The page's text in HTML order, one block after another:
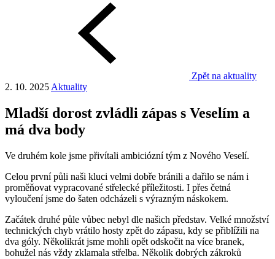
Zpět na aktuality
2. 10. 2025 Aktuality
Mladší dorost zvládli zápas s Veselím a
má dva body
Ve druhém kole jsme přivítali ambiciózní tým z Nového Veselí.
Celou první půli naši kluci velmi dobře bránili a dařilo se nám i
proměňovat vypracované střelecké příležitosti. I přes četná
vyloučení jsme do šaten odcházeli s výrazným náskokem.
Začátek druhé půle vůbec nebyl dle našich představ. Velké množství
technických chyb vrátilo hosty zpět do zápasu, kdy se přiblížili na
dva góly. Několikrát jsme mohli opět odskočit na více branek,
bohužel nás vždy zklamala střelba. Několik dobrých zákroků